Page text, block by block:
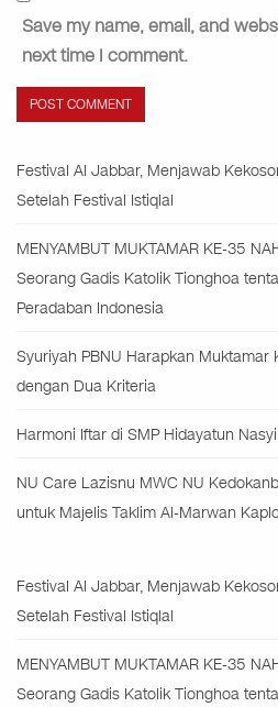
Save my name, email, and
next time I comment.
Festival Al Jabbar, Menjawab
Setelah Festival Istiqlal
MENYAMBUT MUKTAMAR KE-35
Seorang Gadis Katolik Tionghoa
Peradaban Indonesia
Syuriyah PBNU Harapkan Muktamar
dengan Dua Kriteria
Harmoni Iftar di SMP Hidayatun
NU Care Lazisnu MWC NU
untuk Majelis Taklim Al-Marwan
Festival Al Jabbar, Menjawab
Setelah Festival Istiqlal
MENYAMBUT MUKTAMAR KE-35
Seorang Gadis Katolik Tionghoa